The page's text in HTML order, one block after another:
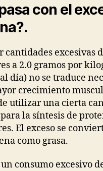
con el
.
cantidades excesivas
a 2.0 gramos por
día) no se traduce
crecimiento
utilizar una cierta
la síntesis de
El exceso se
como grasa.
consumo excesivo